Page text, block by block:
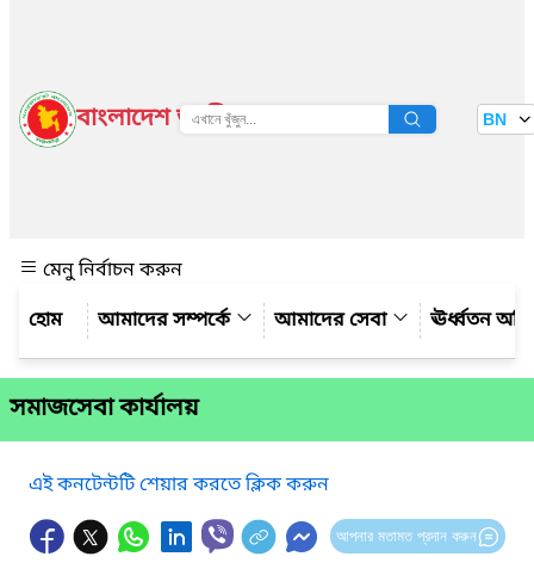
বাংলাদেশ জাতীয় তথ্য বাতায়ন BN
মেনু নির্বাচন করুন
আমাদের সম্পর্কে
আমাদের সেবা ঊর্ধ্বতন
সমাজসেবা কার্যালয়
এই কনটেন্টটি শেয়ার করতে ক্লিক করুন
আপনার মতামত প্রদান করুন